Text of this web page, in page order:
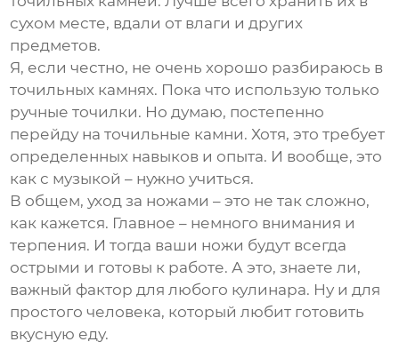
сухом месте, вдали от влаги и других
предметов.
Я, если честно, не очень хорошо разбираюсь в
точильных камнях. Пока что использую только
ручные точилки. Но думаю, постепенно
перейду на точильные камни. Хотя, это требует
определенных навыков и опыта. И вообще, это
как с музыкой – нужно учиться.
В общем, уход за ножами – это не так сложно,
как кажется. Главное – немного внимания и
терпения. И тогда ваши ножи будут всегда
острыми и готовы к работе. А это, знаете ли,
важный фактор для любого кулинара. Ну и для
простого человека, который любит готовить
вкусную еду.